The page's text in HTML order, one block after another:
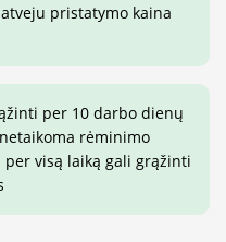
pristatymo kaina
per 10 darbo dienų
rėminimo
per visą laiką gali grąžinti